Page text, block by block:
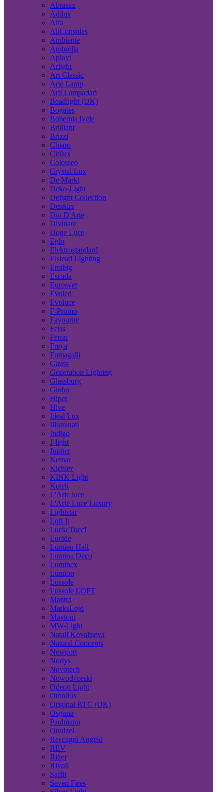
Abrasax
Adilux
Alfa
AllConsoles
Ambiente
Ambrella
Aployt
Arlight
Art Classic
Arte Lamp
Arti Lampadari
Beadlight (UK)
Bogates
Bohemia Ivele
Brilliant
Brizzi
Chiaro
Citilux
Colosseo
Crystal Lux
De Markt
Deko-Light
Delight Collection
Denkirs
Dio D'Arte
Divinare
Doge Luce
Eglo
Elektrostandard
Elstead Lighting
Emibig
Escada
Eurosvet
Evoled
Evoluce
F-Promo
Favourite
Feiss
Feron
Freya
Fumagalli
Gauss
Generation Lighting
Glassburg
Globo
Hiper
Hive
Ideal Lux
Illuminati
Indigo
J-light
Jupiter
Kemar
Kichler
KINK Light
Kutek
L'Arte luce
L'Arte Luce Luxury
Lightstar
Loft It
Lucia Tucci
Lucide
Lumien Hall
Lumina Deco
Luminex
Lumion
Lussole
Lussole LOFT
Mantra
MarksLojd
Maytoni
MW-Light
Natali Kovaltseva
Natural Concepts
Newport
Norlys
Novotech
Nowodvorski
Odeon Light
Omnilux
Original BTC (UK)
Osgona
Paulmann
Quoizel
Reccagni Angelo
REV
Ritter
Rivoli
Saffit
Seven Fires